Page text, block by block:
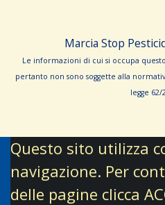
Marcia Stop
Le informa­zioni di cui si occupa
pertanto non sono sog­gette alla
leg­ge 62/­
Questo sito utilizza
navigazione. Per
delle pagine clicca